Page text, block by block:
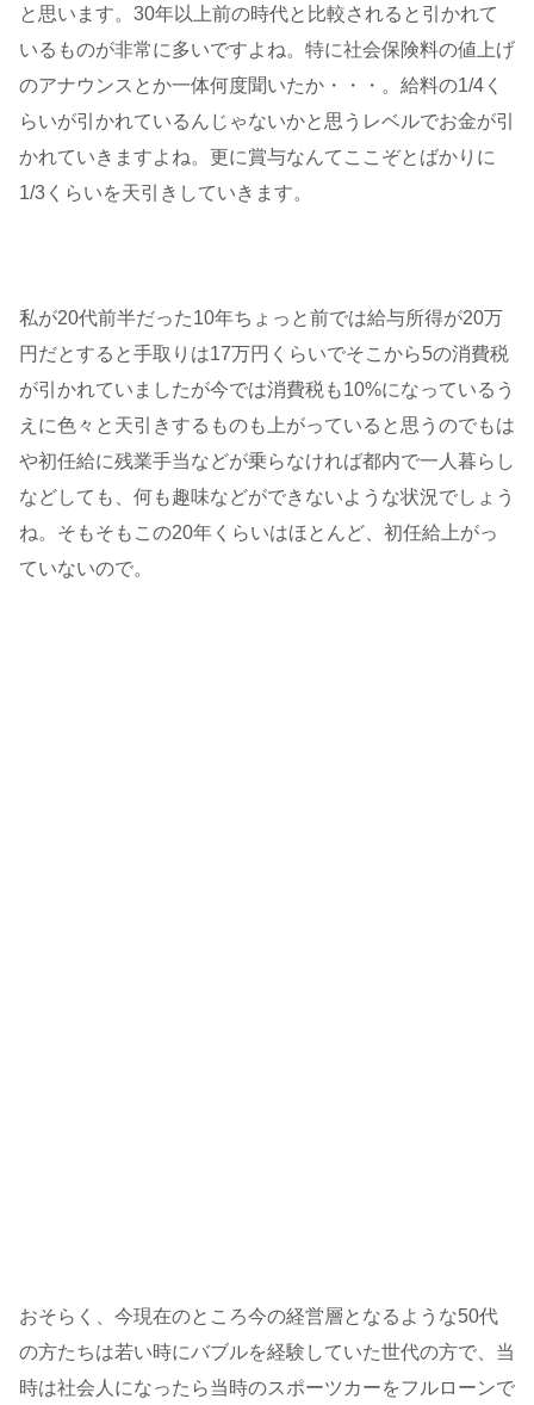
と思います。30年以上前の時代と比較されると引かれて
いるものが非常に多いですよね。特に社会保険料の値上げ
のアナウンスとか一体何度聞いたか・・・。給料の1/4く
らいが引かれているんじゃないかと思うレベルでお金が引
かれていきますよね。更に賞与なんてここぞとばかりに
1/3くらいを天引きしていきます。
私が20代前半だった10年ちょっと前では給与所得が20万
円だとすると手取りは17万円くらいでそこから5の消費税
が引かれていましたが今では消費税も10%になっているう
えに色々と天引きするものも上がっていると思うのでもは
や初任給に残業手当などが乗らなければ都内で一人暮らし
などしても、何も趣味などができないような状況でしょう
ね。そもそもこの20年くらいはほとんど、初任給上がっ
ていないので。
おそらく、今現在のところ今の経営層となるような50代
の方たちは若い時にバブルを経験していた世代の方で、当
時は社会人になったら当時のスポーツカーをフルローンで